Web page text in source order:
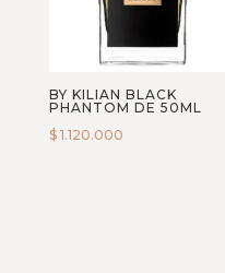
Hermes Paris
Hombre
Initio Parfums
Issey Miyake
BY KILIAN BLACK
PHANTOM DE 50ML
$1.120.000